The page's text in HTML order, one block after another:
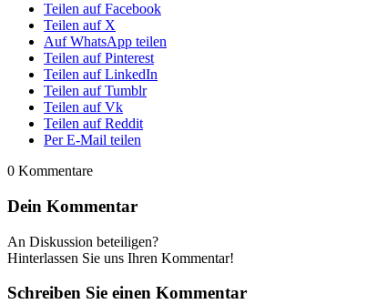
Teilen auf Facebook
Teilen auf X
Auf WhatsApp teilen
Teilen auf Pinterest
Teilen auf LinkedIn
Teilen auf Tumblr
Teilen auf Vk
Teilen auf Reddit
Per E-Mail teilen
0 Kommentare
Dein Kommentar
An Diskussion beteiligen?
Hinterlassen Sie uns Ihren Kommentar!
Schreiben Sie einen Kommentar